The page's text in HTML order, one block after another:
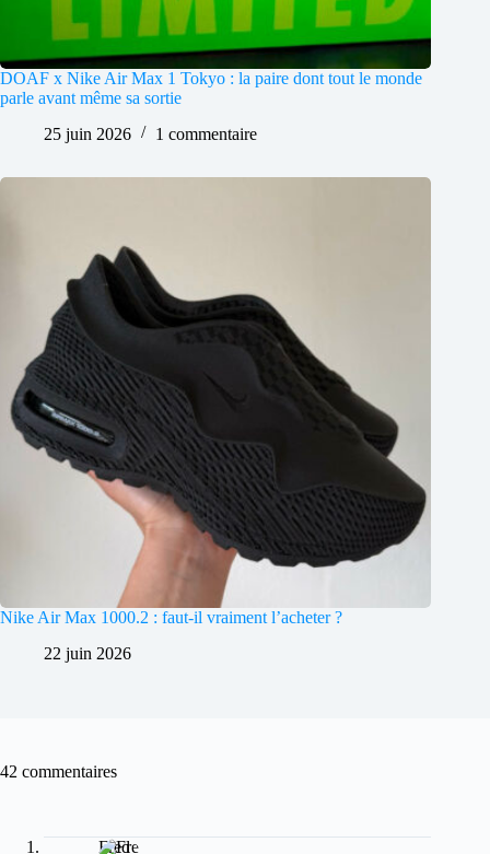
DOAF x Nike Air Max 1 Tokyo : la paire dont tout le monde
parle avant même sa sortie
25 juin 2026
1 commentaire
Nike Air Max 1000.2 : faut-il vraiment l’acheter ?
22 juin 2026
42 commentaires
Fred